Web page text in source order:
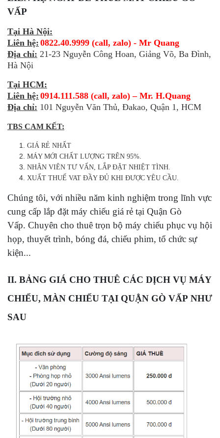
VẤP
Tại Hà Nội:
Liên hệ: 0822.40.9999 (call, zalo) - Mr Quang
Địa chỉ: 21-23 Nguyễn Công Hoan, Giảng Võ, Ba Đình,
Hà Nội
Tại HCM:
Liên hệ: 0914.111.588 (call, zalo) – Mr. H.Quang
Địa chỉ: 101 Nguyễn Văn Thủ, Đakao, Quận 1, HCM
TBS CAM KẾT:
GIÁ RẺ NHẤT
MÁY MỚI CHẤT LƯỢNG TRÊN 95%.
NHÂN VIÊN TƯ VẤN, LẮP ĐẶT NHIỆT TÌNH.
XUẤT THUẾ VAT ĐẦY ĐỦ KHI ĐƯỢC YÊU CẦU.
Chúng tôi, với nhiều năm kinh nghiệm trong lĩnh vực
cung cấp lắp đặt máy chiếu giá rẻ tại Quận Gò
Vấp. Chuyên cho thuê trọn bộ máy chiếu phục vụ hội
họp, thuyết trình, bóng đá, chiếu phim, tổ chức sự
kiện...
II. BẢNG GIÁ CHO THUÊ CÁC DỊCH VỤ MÁY
CHIẾU, MÀN CHIẾU TẠI QUẬN GÒ VẤP NHƯ
SAU